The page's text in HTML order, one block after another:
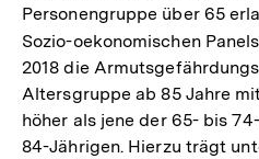
Personengruppe über 65
Sozio-oekonomischen
2018 die
Altersgruppe ab 85 Jahre
höher als jene der 65- bis
84-Jährigen. Hierzu trägt